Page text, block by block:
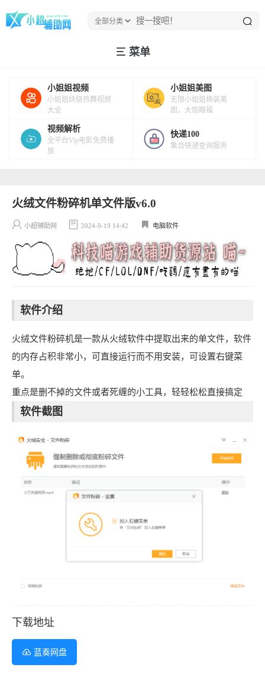
菜单
小姐姐视频
小姐姐妖娆热舞视频
大全
小姐姐美图
无限小姐姐换装美
图，大饱眼福
视频解析
全平台Vip电影免费播
放
快递100
集合快递查询服务
火绒文件粉碎机单文件版v6.0
小超辅助网 2024-9-19 14:42 电脑软件
软件介绍
火绒文件粉碎机是一款从火绒软件中提取出来的单文件，软件
的内存占积非常小，可直接运行而不用安装，可设置右键菜
单。
重点是删不掉的文件或者死缠的小工具，轻轻松松直接搞定
软件截图
下载地址
蓝奏网盘